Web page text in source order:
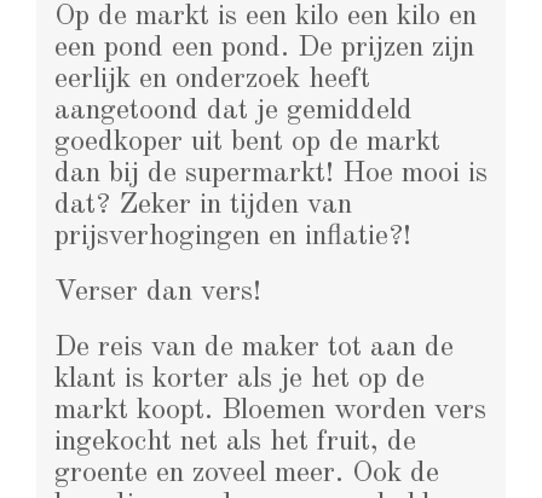
Op de markt is een kilo een kilo en
een pond een pond. De prijzen zijn
eerlijk en onderzoek heeft
aangetoond dat je gemiddeld
goedkoper uit bent op de markt
dan bij de supermarkt! Hoe mooi is
dat? Zeker in tijden van
prijsverhogingen en inflatie?!
Verser dan vers!
De reis van de maker tot aan de
klant is korter als je het op de
markt koopt. Bloemen worden vers
ingekocht net als het fruit, de
groente en zoveel meer. Ook de